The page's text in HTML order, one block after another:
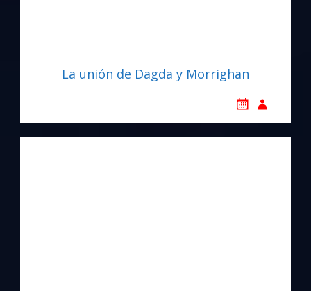
La unión de Dagda y Morrighan